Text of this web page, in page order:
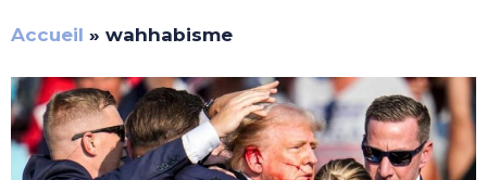
Accueil » wahhabisme